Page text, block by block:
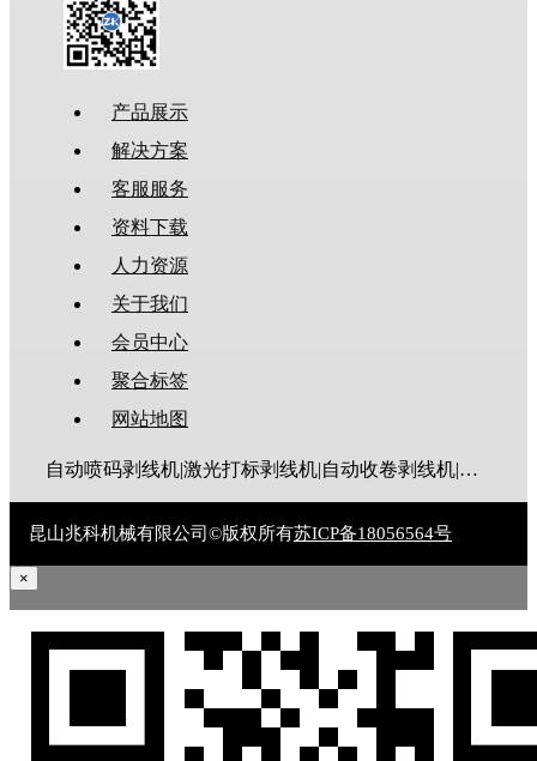
产品展示
解决方案
客服服务
资料下载
人力资源
关于我们
会员中心
聚合标签
网站地图
自动喷码剥线机|激光打标剥线机|自动收卷剥线机|全伺服剥线机|大平方剥线机|新能源剥线机|多芯线剥线机|护套线剥线机|排线剥线机|折弯剥线机|同轴线剥线机|漆包线脱漆机|废线剥皮机|裁线机|剥线机|电脑剥线机
昆山兆科机械有限公司©版权所有苏ICP备18056564号
×